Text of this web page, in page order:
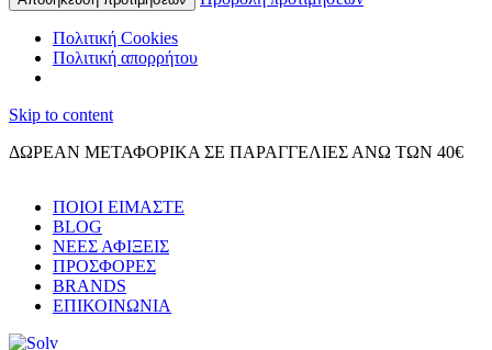
Πολιτική Cookies
Πολιτική απορρήτου
Skip to content
ΔΩΡΕΑΝ ΜΕΤΑΦΟΡΙΚΑ ΣΕ ΠΑΡΑΓΓΕΛΙΕΣ ΑΝΩ ΤΩΝ 40€
ΠΟΙΟΙ ΕΙΜΑΣΤΕ
BLOG
ΝΕΕΣ ΑΦΙΞΕΙΣ
ΠΡΟΣΦΟΡΕΣ
BRANDS
ΕΠΙΚΟΙΝΩΝΙΑ